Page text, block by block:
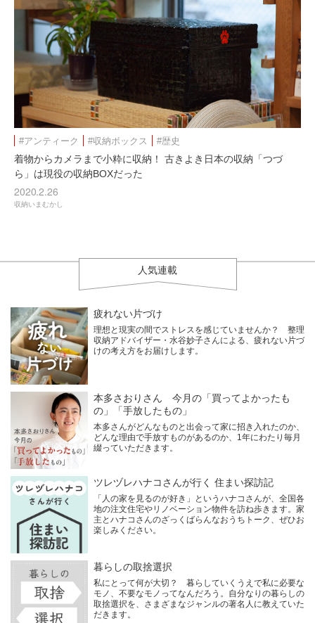
#アンティーク #収納ボックス #歴史
着物からカメラまで小粋に収納！ 古きよき日本の収納「つづ
ら」は現役の収納BOXだった
2020.2.26
収納いまむかし
人気連載
疲れない片づけ
理想と現実の間でストレスを感じていませんか？ 整理
収納アドバイザー・水谷妙子さんによる、疲れない片づ
けの考え方をお届けします。
本多さおりさん 今月の「買ってよかったも
の」「手放したもの」
本多さんがどんなものと出会って家に招き入れたのか、
どんな理由で手放すものがあるのか、1年にわたり毎月
綴っていただきます。
ツレヅレハナコさんが行く 住まい探訪記
「人の家を見るのが好き」というハナコさんが、全国各
地の注文住宅やリノベーション物件を訪ね歩きます。家
主とハナコさんのざっくばらんなおうちトーク、ぜひお
楽しみください。
暮らしの取捨選択
私にとって何が大切？ 暮らしていくうえで私に必要な
モノ、不要なモノってなんだろう。自分なりの暮らしの
取捨選択を、さまざまなジャンルの著名人に教えていた
だきます。